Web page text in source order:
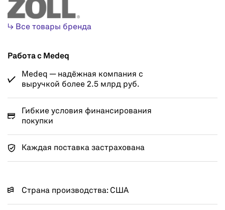
↳ Все товары бренда
Работа с Medeq
Medeq — надёжная компания с
выручкой более 2.5 млрд руб.
Гибкие условия финансирования
покупки
Каждая поставка застрахована
Страна производства: США